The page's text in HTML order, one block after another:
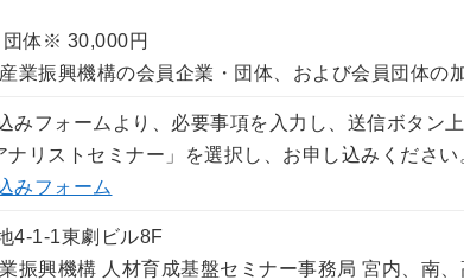
体※ 30,000円
業振興機構の会員企業・団体、および会員団体の
みフォームより、必要事項を入力し、送信ボタン
リストセミナー」を選択し、お申し込みください
みフォーム
4-1-1東劇ビル8F
振興機構 人材育成基盤セミナー事務局 宮内、南、